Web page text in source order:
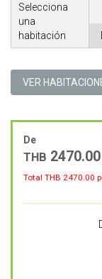
Selecciona
una
habitación
VER
De
THB
Total THB 2470.00